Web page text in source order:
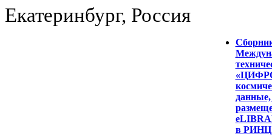
Екатеринбург, Россия
данные,
в